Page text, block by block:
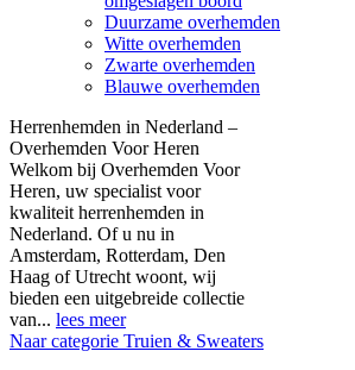
Duurzame overhemden
Witte overhemden
Zwarte overhemden
Blauwe overhemden
Herrenhemden in Nederland –
Overhemden Voor Heren
Welkom bij Overhemden Voor
Heren, uw specialist voor
kwaliteit herrenhemden in
Nederland. Of u nu in
Amsterdam, Rotterdam, Den
Haag of Utrecht woont, wij
bieden een uitgebreide collectie
van... lees meer
Naar categorie Truien & Sweaters